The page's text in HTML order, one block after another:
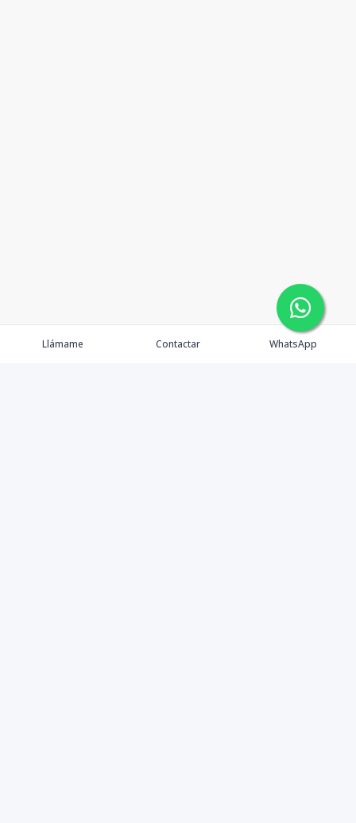
Llámame Contactar WhatsApp